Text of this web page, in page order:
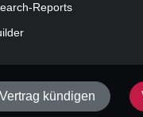
Reports
kündigen